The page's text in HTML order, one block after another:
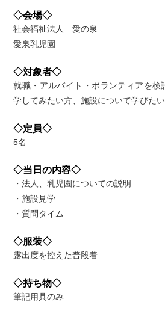
◇会場◇
社会福祉法人 愛の泉
愛泉乳児園
◇対象者◇
就職・アルバイト・ボランティアを検
学してみたい方、施設について学びた
◇定員◇
5名
◇当日の内容◇
・法人、乳児園についての説明
・施設見学
・質問タイム
◇服装◇
露出度を控えた普段着
◇持ち物◇
筆記用具のみ